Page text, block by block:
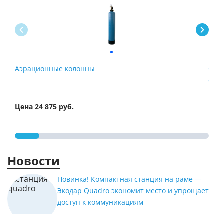
Аэрационные колонны
Цена 24 875 руб.
Новости
Новинка! Компактная станция на раме —
Экодар Quadro экономит место и упрощает
доступ к коммуникациям